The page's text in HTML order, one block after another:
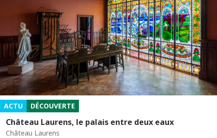
ACTU DÉCOUVERTE
Château Laurens, le palais entre deux eaux
Château Laurens